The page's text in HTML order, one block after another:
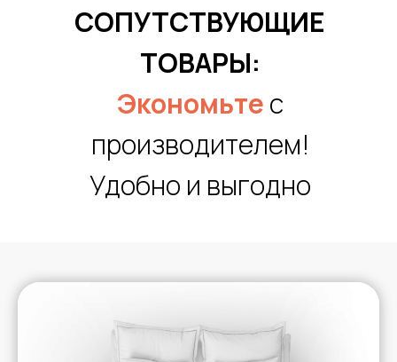
СОПУТСТВУЮЩИЕ
ТОВАРЫ:
Экономьтес
производителем!
Удобно и выгодно